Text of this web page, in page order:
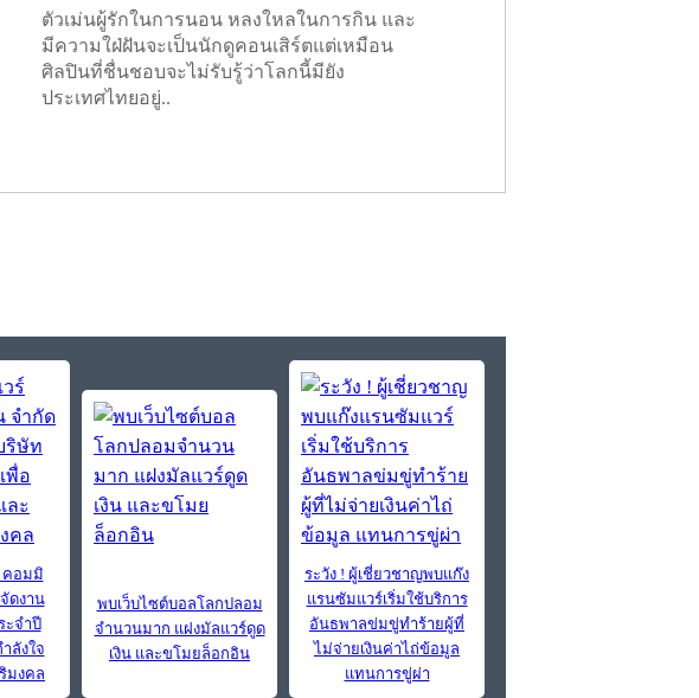
ตัวเม่นผู้รักในการนอน หลงใหลในการกิน และ
มีความใฝ่ฝันจะเป็นนักดูคอนเสิร์ตแต่เหมือน
ศิลปินที่ชื่นชอบจะไม่รับรู้ว่าโลกนี้มียัง
ประเทศไทยอยู่..
คอมมิ
ดงาน
จำปี
ลังใจ
มงคล
พบเว็บไซต์บอลโลกปลอม
จำนวนมาก แฝงมัลแวร์ดูด
เงิน และขโมยล็อกอิน
ระวัง ! ผู้เชี่ยวชาญพบแก๊ง
แรนซัมแวร์เริ่มใช้บริการ
อันธพาลข่มขู่ทำร้ายผู้ที่
ไม่จ่ายเงินค่าไถ่ข้อมูล
แทนการขู่ผ่า